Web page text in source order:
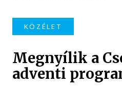
KÖZÉLET
Megnyílik a
adventi